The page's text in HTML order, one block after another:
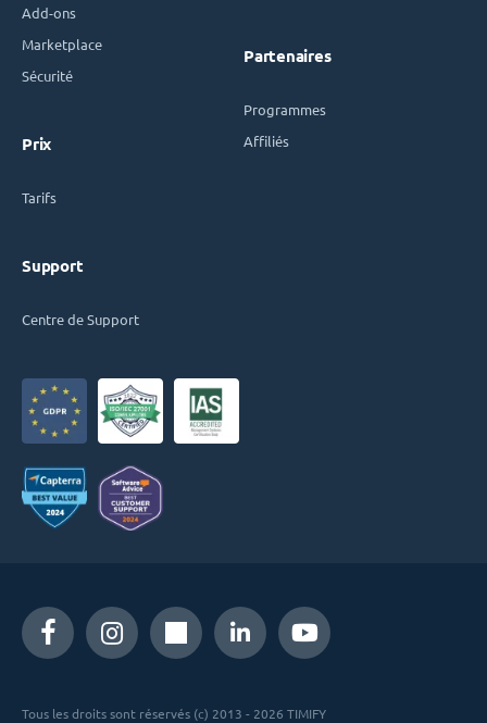
Add-ons
Marketplace
Sécurité
Prix
Tarifs
Support
Centre de Support
Partenaires
Programmes
Affiliés
Tous les droits sont réservés (c) 2013 - 2026 TIMIFY